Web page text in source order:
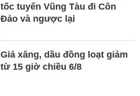
tốc tuyến Vũng Tàu đi Côn
Đảo và ngược lại
Giá xăng, dầu đồng loạt giảm
từ 15 giờ chiều 6/8